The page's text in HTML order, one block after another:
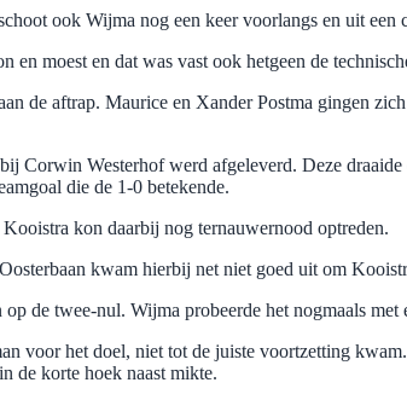
ook Wijma nog een keer voorlangs en uit
moest en dat was vast ook hetgeen de
de aftrap. Maurice en Xander Postma gingen
Corwin Westerhof werd afgeleverd. Deze
die de 1-0 betekende.
kon daarbij nog ternauwernood optreden.
kwam hierbij net niet goed uit om
de twee-nul. Wijma probeerde het nogmaals
voor het doel, niet tot de juiste voortzetting
de korte hoek naast mikte.